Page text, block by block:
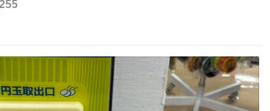
しい。 中身は小学生位なのに小癪な😅
グモールに行った 先に寝といてよ❗
たんだ…😭